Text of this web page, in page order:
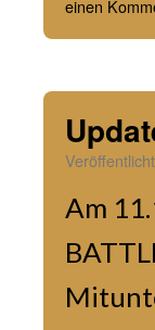
einen
Am